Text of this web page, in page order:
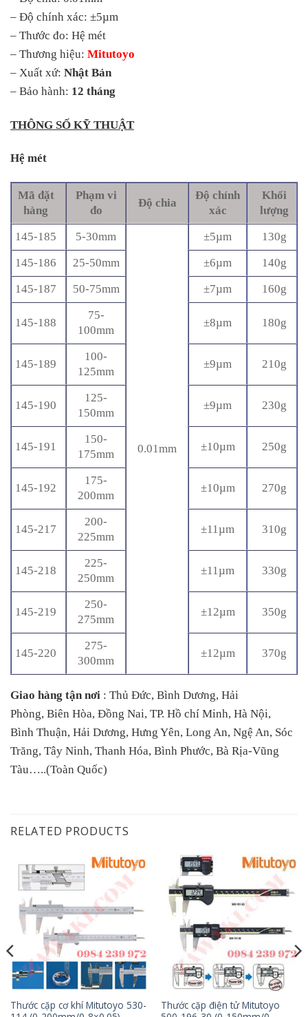
– Độ chính xác: ±5µm
– Thước đo: Hệ mét
– Thương hiệu: Mitutoyo
– Xuất xứ: Nhật Bản
– Bảo hành: 12 tháng
THÔNG SỐ KỸ THUẬT
Hệ mét
Mã đặt
hàng
Phạm vi
đo
Độ chia
Độ chính
xác
Khối
lượng
145-185
5-30mm
0.01mm
±5µm
130g
145-186
25-50mm ±6µm
140g
145-187
50-75mm ±7µm 160g
145-188
75-
100mm
±8µm 180g
145-189
100-
125mm
±9µm 210g
145-190
125-
150mm
±9µm 230g
145-191
150-
175mm
±10µm 250g
145-192
175-
200mm
±10µm 270g
145-217
200-
225mm
±11µm 310g
145-218
225-
250mm
±11µm 330g
145-219
250-
275mm
±12µm 350g
145-220
275-
300mm
±12µm 370g
Giao hàng tận nơi : Thủ Đức, Bình Dương, Hải
Phòng, Biên Hòa, Đồng Nai, TP. Hồ chí Minh, Hà Nội,
Bình Thuận, Hải Dương, Hưng Yên, Long An, Ngệ An, Sóc
Trăng, Tây Ninh, Thanh Hóa, Bình Phước, Bà Rịa-Vũng
Tàu…..(Toàn Quốc)
RELATED PRODUCTS
Thước cặp cơ khí Mitutoyo 530-
Thước cặp điện tử Mitutoyo